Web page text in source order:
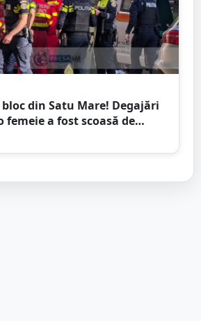
din Satu Mare! Degajări
femeie a fost scoasă de